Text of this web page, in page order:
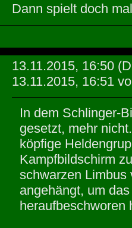
Dann spielt doch
13.11.2015, 16:50
13.11.2015, 16:51
In dem Schlinger-
gesetzt, mehr
köpfige
Kampfbildschirm
schwarzen Limbus
angehängt, um
heraufbeschworen